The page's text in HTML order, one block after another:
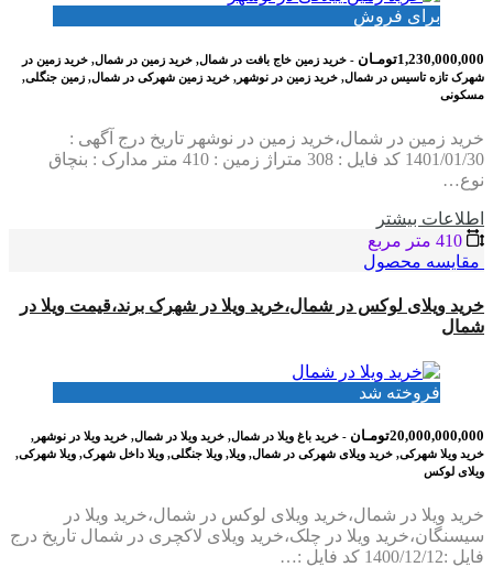
برای فروش
1,230,000,000تومـان
- خرید زمین خاج بافت در شمال, خرید زمین در شمال, خرید زمین در
شهرک تازه تاسیس در شمال, خرید زمین در نوشهر, خرید زمین شهرکی در شمال, زمین جنگلی,
مسکونی
خرید زمین در شمال،خرید زمین در نوشهر تاریخ درج آگهی :
1401/01/30 کد فایل : 308 متراژ زمین : 410 متر مدارک : بنچاق
نوع…
اطلاعات بيشتر
مقایسه محصول
خرید ویلای لوکس در شمال،خرید ویلا در شهرک برند،قیمت ویلا در
شمال
فروخته شد
20,000,000,000تومـان
- خرید باغ ویلا در شمال, خرید ویلا در شمال, خرید ویلا در نوشهر,
خرید ویلا شهرکی, خرید ویلای شهرکی در شمال, ویلا, ویلا جنگلی, ویلا داخل شهرک, ویلا شهرکی,
ویلای لوکس
خرید ویلا در شمال،خرید ویلای لوکس در شمال،خرید ویلا در
سیسنگان،خرید ویلا در چلک،خرید ویلای لاکچری در شمال تاریخ درج
فایل :1400/12/12 کد فایل :…